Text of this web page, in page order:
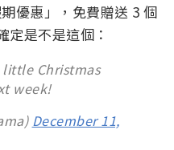
優惠」，免費贈送 3 個
是不是這個：
little Christmas
week!
December 11,